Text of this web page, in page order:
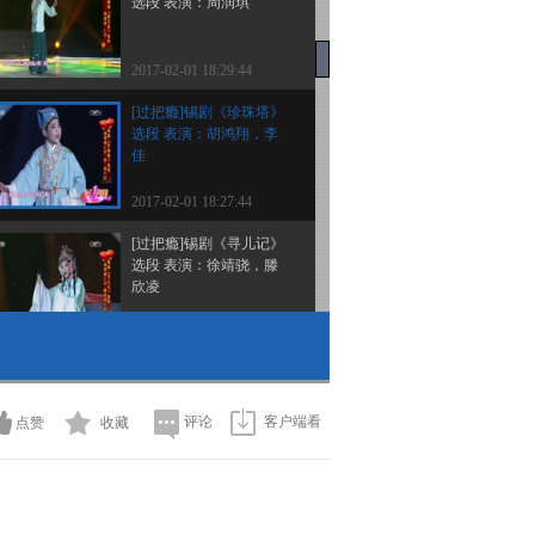
2017-02-01 18:29:44
[过把瘾]锡剧《珍珠塔》
选段 表演：胡鸿翔，李
佳
2017-02-01 18:27:44
[过把瘾]锡剧《寻儿记》
选段 表演：徐靖骁，滕
欣凌
2017-02-01 18:25:43
点赞 收藏 评论 客户端看